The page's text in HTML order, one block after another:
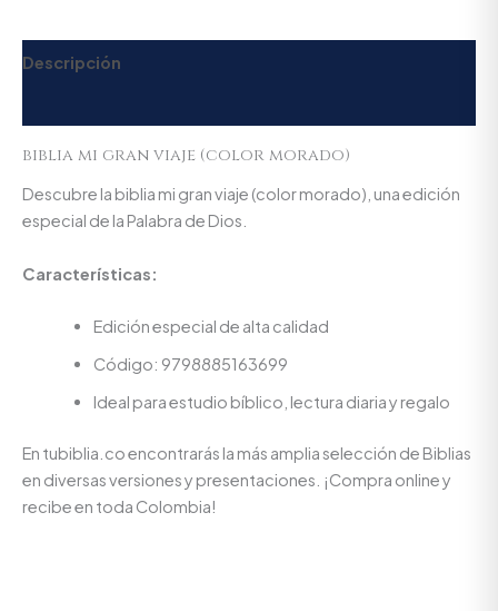
Descripción
biblia mi gran viaje (color morado)
Descubre la biblia mi gran viaje (color morado), una edición
especial de la Palabra de Dios.
Características:
Edición especial de alta calidad
Código: 9798885163699
Ideal para estudio bíblico, lectura diaria y regalo
En tubiblia.co encontrarás la más amplia selección de Biblias
en diversas versiones y presentaciones. ¡Compra online y
recibe en toda Colombia!